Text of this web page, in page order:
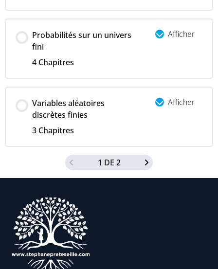
Probabilités sur un univers
fini
4 Chapitres
Afficher
Variables aléatoires
discrètes finies
3 Chapitres
Afficher
1 DE 2